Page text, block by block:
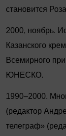
становится
2000, ноябрь.
Казанского
Всемирного
ЮНЕСКО.
1990–2000.
(редактор
телеграф»